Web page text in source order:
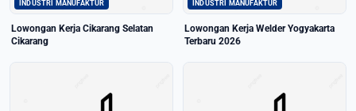
INDUSTRI MANUFAKTUR
Lowongan Kerja Cikarang Selatan
Cikarang
INDUSTRI MANUFAKTUR
Lowongan Kerja Welder Yogyakarta
Terbaru 2026